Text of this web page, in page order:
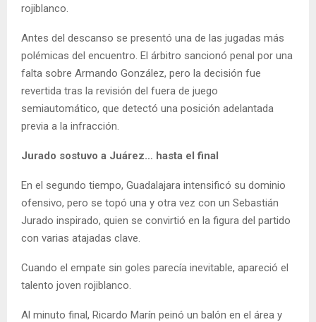
rojiblanco.
Antes del descanso se presentó una de las jugadas más
polémicas del encuentro. El árbitro sancionó penal por una
falta sobre Armando González, pero la decisión fue
revertida tras la revisión del fuera de juego
semiautomático, que detectó una posición adelantada
previa a la infracción.
Jurado sostuvo a Juárez… hasta el final
En el segundo tiempo, Guadalajara intensificó su dominio
ofensivo, pero se topó una y otra vez con un Sebastián
Jurado inspirado, quien se convirtió en la figura del partido
con varias atajadas clave.
Cuando el empate sin goles parecía inevitable, apareció el
talento joven rojiblanco.
Al minuto final, Ricardo Marín peinó un balón en el área y